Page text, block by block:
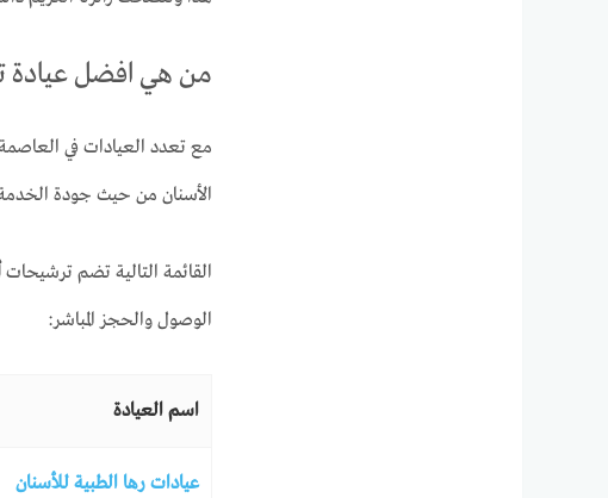
من هي افضل عيادة
مع تعدد العيادات في
الأسنان من حيث جودة
القائمة التالية تضم ترشيحات
الوصول والحجز المباشر:
اسم العيادة
عيادات رها الطبية للأسنان